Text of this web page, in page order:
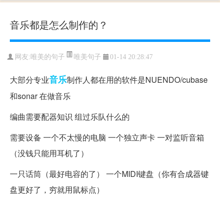
音乐都是怎么制作的？
网友: 唯美的句子 唯美句子 01-14 20:28:47
大部分专业音乐制作人都在用的软件是NUENDO/cubase
和sonar 在做音乐
编曲需要配器知识 组过乐队什么的
需要设备 一个不太慢的电脑 一个独立声卡 一对监听音箱
（没钱只能用耳机了）
一只话筒（最好电容的了） 一个MIDI键盘（你有合成器键
盘更好了，穷就用鼠标点）